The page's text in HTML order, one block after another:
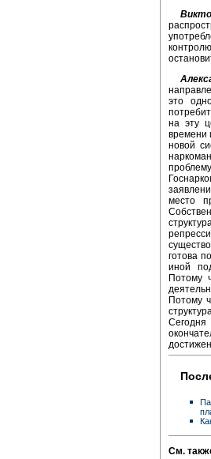
это
на эту
времени
новой
место
готова
иной
Потому
Потому
См.